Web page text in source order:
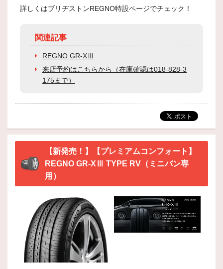
詳しくはブリヂストンREGNO特設ページでチェック！
関連記事
REGNO GR-XⅢ
来店予約はこちらから（在庫確認は018-828-3
175まで）
【新発売！】【プレミアムコンフォート】
REGNO GR-XⅢ TYPE RV（ミニバン専
用）